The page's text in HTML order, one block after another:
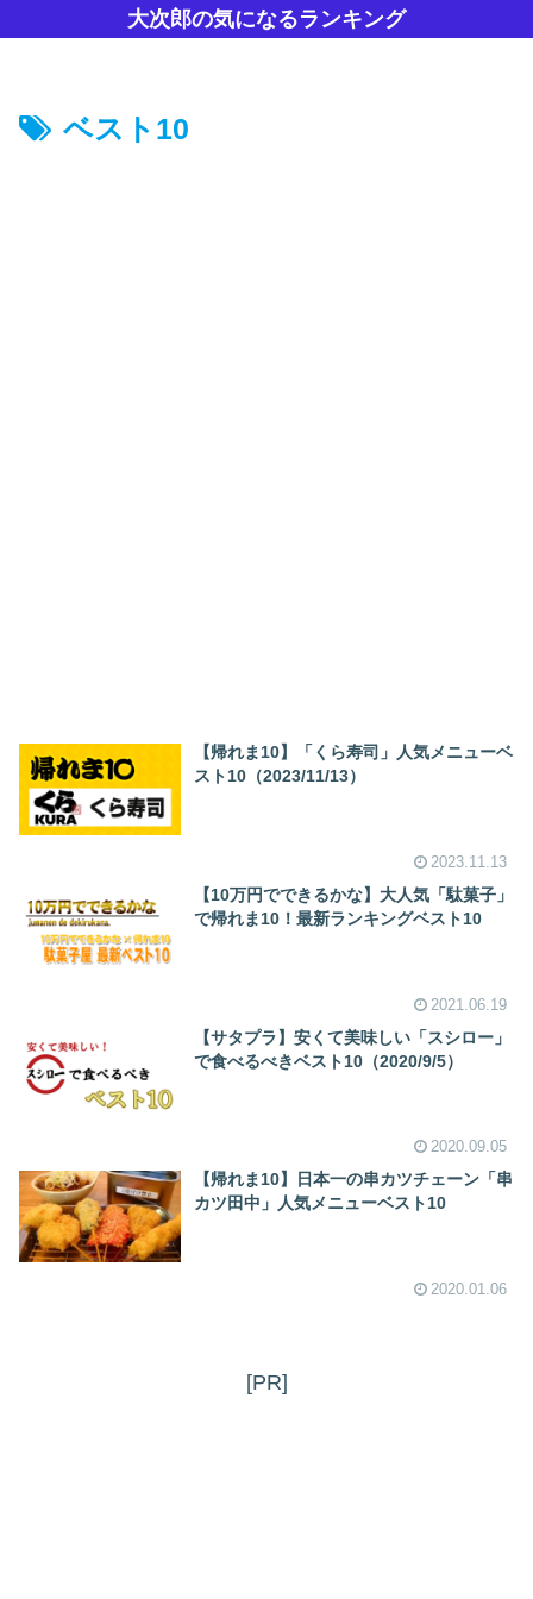
大次郎の気になるランキング
ベスト10
【帰れま10】「くら寿司」人気メニューベ
スト10（2023/11/13）
2023.11.13
【10万円でできるかな】大人気「駄菓子」
で帰れま10！最新ランキングベスト10
2021.06.19
【サタプラ】安くて美味しい「スシロー」
で食べるべきベスト10（2020/9/5）
2020.09.05
【帰れま10】日本一の串カツチェーン「串
カツ田中」人気メニューベスト10
2020.01.06
[PR]